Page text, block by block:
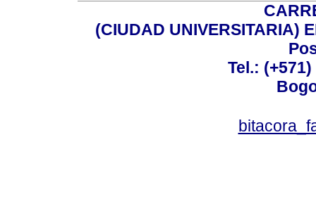
(CIUDAD UNIVERSITARIA)
Tel.: